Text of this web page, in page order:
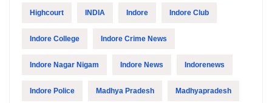
Highcourt INDIA Indore Indore Club
Indore College Indore Crime News
Indore Nagar Nigam Indore News Indorenews
Indore Police Madhya Pradesh Madhyapradesh